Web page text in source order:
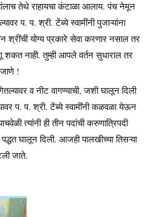
तेथे राहायचा कंटाळा आलाय. पंच नेमून
प. प. श्री. टेंब्ये स्वामींनी पुजाऱ्यांना
श्रींची योग्य प्रकारे सेवा करणार नसाल तर
शकत नाही. तुम्ही आपले वर्तन सुधाराल तर
!
व नीट वागण्याची, जशी घालून दिली
प. प. श्री. टेंब्ये स्वामींनी कळवळा येऊन
त्यांनी ही तीन पदांची करुणात्रिपदी
घालून दिली. आजही पालखीच्या तिसऱ्या
जाते.